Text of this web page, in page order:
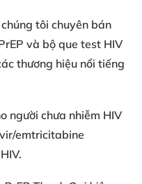
tôi chuyên bán
và bộ que test HIV
thương hiệu nổi tiếng
người chưa nhiễm HIV
emtricitabine